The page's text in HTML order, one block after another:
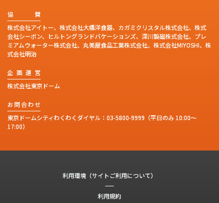
協
賛
株式会社アイトー、株式会社大橋洋食器、カガミクリスタル株式会社、株式
会社シーボン、ヒルトングランドバケーションズ、深川製磁株式会社、プレ
ミアムウォーター株式会社、丸美屋食品工業株式会社、株式会社MIYOSHI、株
式会社明治
企 画 運 営
株式会社東京ドーム
お問合わせ
東京ドームシティわくわくダイヤル： 03-5800-9999 （平日のみ 10:00～
17:00）
利用環境（サイトご利用について）
利用規約